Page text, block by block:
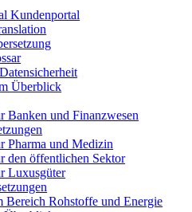
Kundenportal
Überblick
Banken und Finanzwesen
Pharma und Medizin
den öffentlichen Sektor
Luxusgüter
Bereich Rohstoffe und Energie